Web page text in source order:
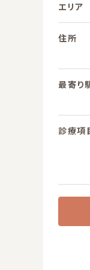
エリア
住所
最寄り
診療項